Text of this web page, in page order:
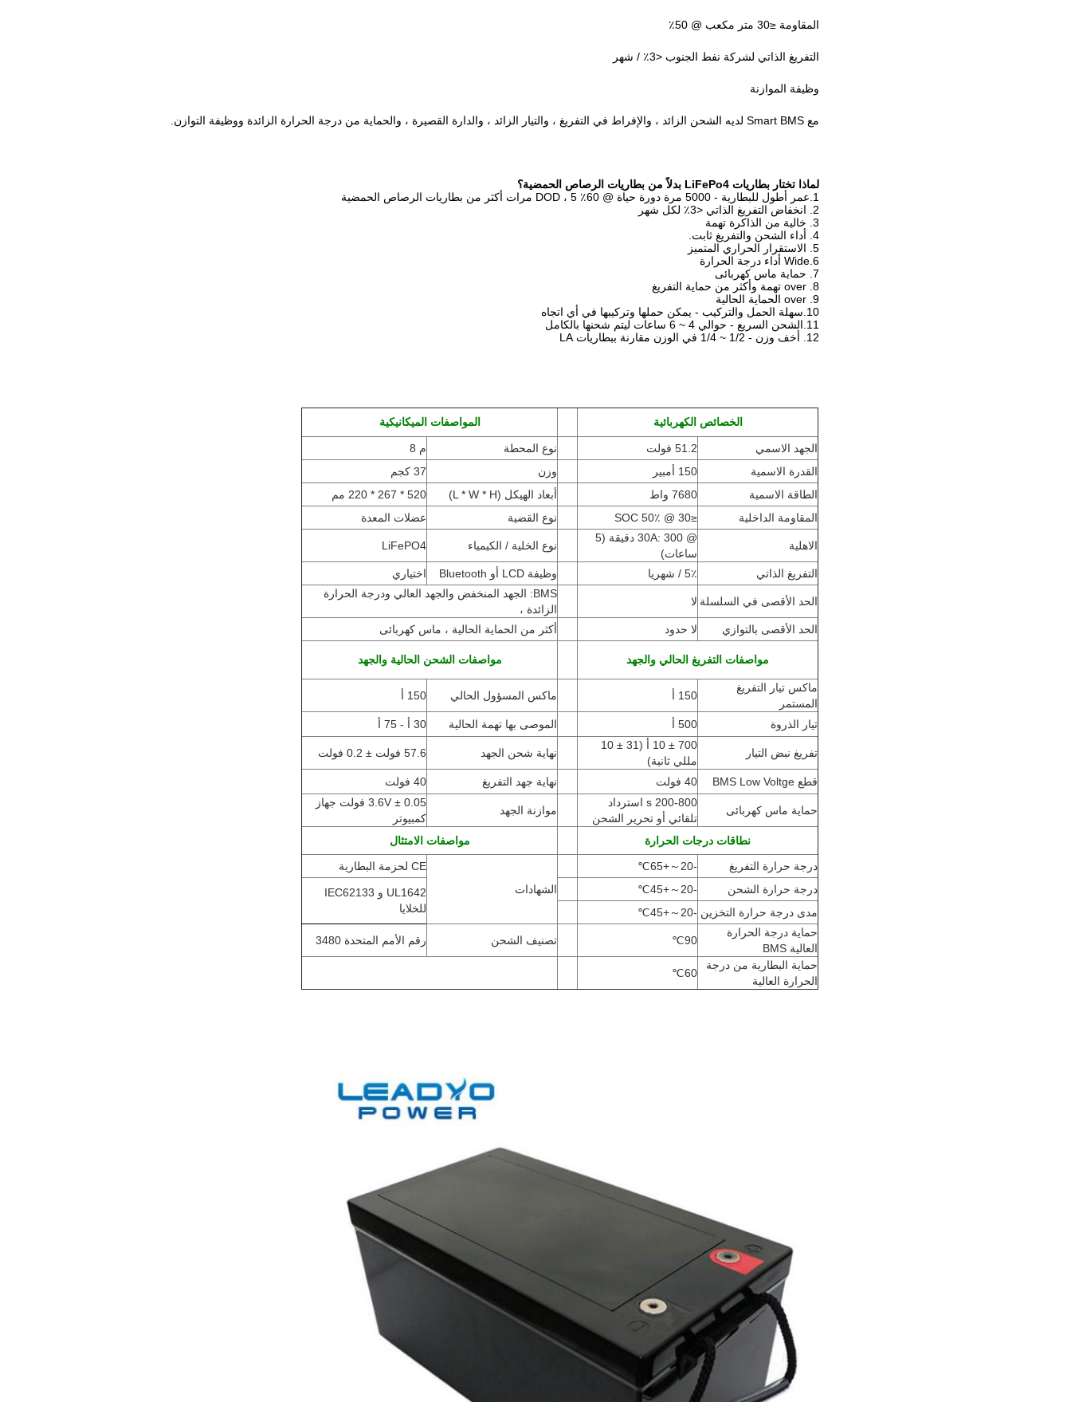
المقاومة ≤30 متر مكعب @ 50٪
التفريغ الذاتي لشركة نفط الجنوب <3٪ / شهر
وظيفة الموازنة
مع Smart BMS لديه الشحن الزائد ، والإفراط في التفريغ ، والتيار الزائد ، والدارة القصيرة ، والحماية من درجة الحرارة الزائدة ووظيفة التوازن.
لماذا تختار بطاريات LiFePo4 بدلاً من بطاريات الرصاص الحمضية؟
1.عمر أطول للبطارية - 5000 مرة دورة حياة @ 60٪ DOD ، 5 مرات أكثر من بطاريات الرصاص الحمضية
2. انخفاض التفريغ الذاتي <3٪ لكل شهر
3. خالية من الذاكرة تهمة
4. أداء الشحن والتفريغ ثابت.
5. الاستقرار الحراري المتميز
6.Wide أداء درجة الحرارة
7. حماية ماس كهربائى
8. over تهمة وأكثر من حماية التفريغ
9. over الحماية الحالية
10.سهلة الحمل والتركيب - يمكن حملها وتركيبها في أي اتجاه
11.الشحن السريع - حوالي 4 ~ 6 ساعات ليتم شحنها بالكامل
12. أخف وزن - 1/2 ~ 1/4 في الوزن مقارنة ببطاريات LA
الخصائص الكهربائية المواصفات الميكانيكية
الجهد الاسمي 51.2 فولت نوع المحطة
م 8
القدرة الاسمية
150 أمبير وزن
37 كجم
الطاقة الاسمية
7680 واط أبعاد الهيكل (L * W * H )
520 * 267 * 220 مم
المقاومة الداخلية
≤30 @ 50٪ SOC نوع القضية عضلات المعدة
الاهلية
@ 30A: 300 دقيقة (5
ساعات)
نوع الخلية / الكيمياء LiFePO4
التفريغ الذاتي 5٪ / شهريا وظيفة LCD أو Bluetooth اختياري
الحد الأقصى في السلسلة لا
BMS: الجهد المنخفض والجهد العالي ودرجة الحرارة
الزائدة ،
الحد الأقصى بالتوازي
لا حدود أكثر من الحماية الحالية ، ماس كهربائى
مواصفات التفريغ الحالي والجهد مواصفات الشحن الحالية والجهد
ماكس تيار التفريغ
المستمر
150 أ ماكس المسؤول الحالي 150 أ
تيار الذروة 500 أ الموصى بها تهمة الحالية 30 أ - 75 أ
تفريغ نبض التيار
700 ± 10 أ (
31 ± 10
مللي ثانية)
نهاية شحن الجهد 57.6 فولت ± 0.2 فولت
قطع BMS Low Voltge 40 فولت نهاية جهد التفريغ 40 فولت
حماية ماس كهربائى
200-800 s استرداد
تلقائي أو تحرير الشحن
موازنة الجهد
3.6V ± 0.05 فولت جهاز
كمبيوتر
نطاقات درجات الحرارة
مواصفات الامتثال
درجة حرارة التفريغ
-20
～
+65
℃
الشهادات
CE لحزمة البطارية
درجة حرارة الشحن
-20
～
+45
℃
UL1642 و IEC62133
للخلايا
مدى درجة حرارة التخزين -20
～
+45
℃
حماية درجة الحرارة
العالية BMS
90
℃ تصنيف الشحن
رقم الأمم المتحدة 3480
حماية البطارية من درجة
الحرارة العالية
60
℃